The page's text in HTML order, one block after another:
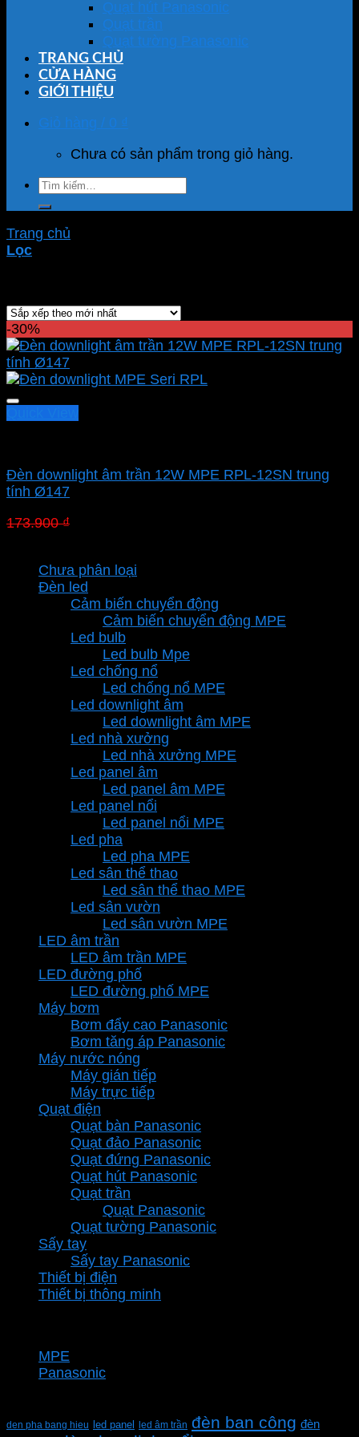
Quạt hút Panasonic
Quạt trần
Quạt tường Panasonic
TRANG CHỦ
CỬA HÀNG
GIỚI THIỆU
Giỏ hàng / 0 ₫
Chưa có sản phẩm trong giỏ hàng.
Tìm
kiếm:
Trang chủ
Lọc
-30%
Đèn downlight âm trần 12W MPE RPL-12SN trung
tính Ø147
173.900₫
173.900 ₫.là:
Chưa phân loại
Đèn led
Cảm biến chuyển động
Cảm biến chuyển động MPE
Led bulb
Led bulb Mpe
Led chống nổ
Led chống nổ MPE
Led downlight âm
Led downlight âm MPE
Led nhà xưởng
Led nhà xưởng MPE
Led panel âm
Led panel âm MPE
Led panel nổi
Led panel nổi MPE
Led pha
Led pha MPE
Led sân thể thao
Led sân thể thao MPE
Led sân vườn
Led sân vườn MPE
LED âm trần
LED âm trần MPE
LED đường phố
LED đường phố MPE
Máy bơm
Bơm đẩy cao Panasonic
Bơm tăng áp Panasonic
Máy nước nóng
Máy gián tiếp
Máy trực tiếp
Quạt điện
Quạt bàn Panasonic
Quạt đảo Panasonic
Quạt đứng Panasonic
Quạt hút Panasonic
Quạt trần
Quạt Panasonic
Quạt tường Panasonic
Sấy tay
Sấy tay Panasonic
Thiết bị điện
Thiết bị thông minh
MPE
Panasonic
den pha bang hieu led panel led âm trần đèn ban công đèn